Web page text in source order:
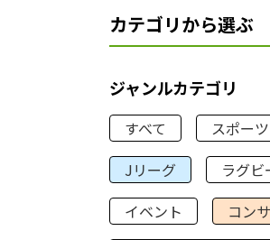
カテゴリから選ぶ
ジャンルカテゴリ
すべて スポーツ
Jリーグ
ラグビ
イベント
コン